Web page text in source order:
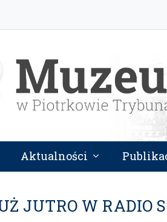
Aktualności
JUTRO W RADIO